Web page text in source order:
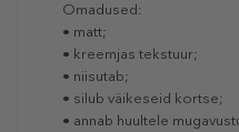
Omadused:
• matt;
• kreemjas tekstuur;
• niisutab;
• silub väikeseid kortse;
• annab huultele